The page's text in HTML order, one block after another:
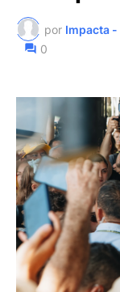
por Impacta
0